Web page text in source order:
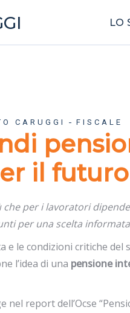
LO
CARUGGI FISCALE
il futuro
per i lavoratori
per una scelta
e le condizioni critiche
l’idea di una pensione
nel report dell’Ocse